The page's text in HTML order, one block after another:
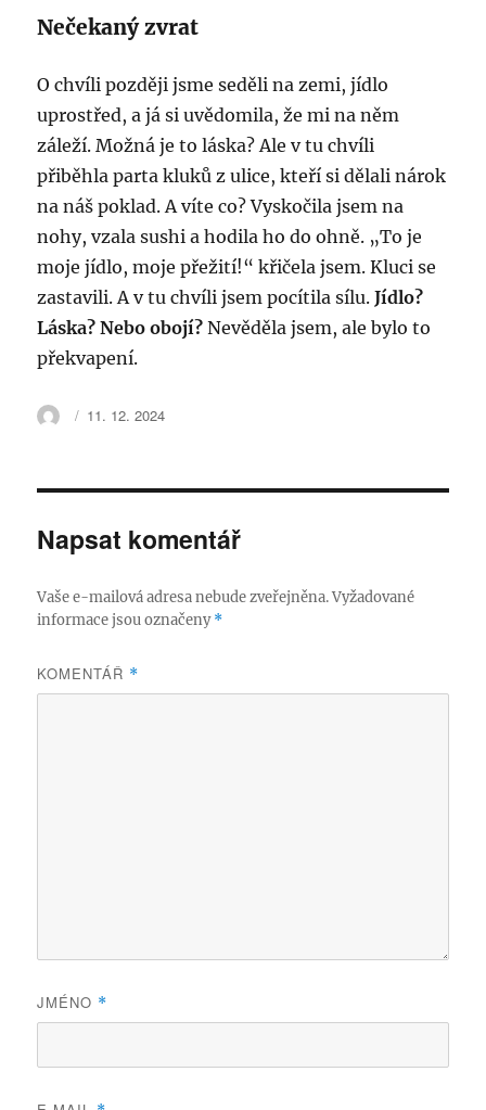
Nečekaný zvrat
O chvíli později jsme seděli na zemi, jídlo
uprostřed, a já si uvědomila, že mi na něm
záleží. Možná je to láska? Ale v tu chvíli
přiběhla parta kluků z ulice, kteří si dělali nárok
na náš poklad. A víte co? Vyskočila jsem na
nohy, vzala sushi a hodila ho do ohně. „To je
moje jídlo, moje přežití!“ křičela jsem. Kluci se
zastavili. A v tu chvíli jsem pocítila sílu.Jídlo?
Láska? Nebo obojí? Nevěděla jsem, ale bylo to
překvapení.
Autor:Publikováno:
11. 12. 2024
Napsat komentář
Vaše e-mailová adresa nebude zveřejněna. Vyžadované
informace jsou označeny*
KOMENTÁŘ *
JMÉNO *